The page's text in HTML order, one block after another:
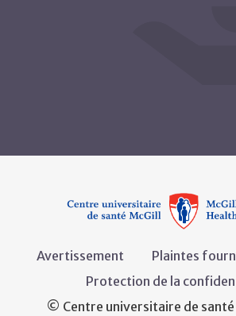
Avertissement
Plaintes
Protection de la
© Centre universitaire de